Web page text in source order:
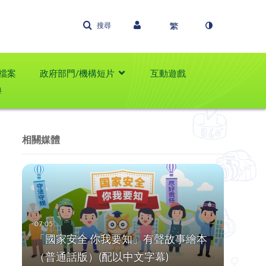
搜尋
案 政府部門/機構短片
互動遊戲
相關媒體
「國家安全 你我要知」有聲故事繪本
（普通話版）(配以中文字幕)